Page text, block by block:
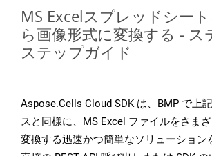
MS Excelスプレッドシー
ら画像形式に変換する - ス
ステップガイド
Aspose.Cells Cloud SDK は、BMP で上
スと同様に、MS Excel ファイルをさま
変換する迅速かつ簡単なソリューション